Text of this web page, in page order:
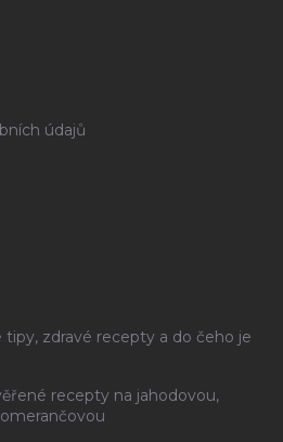
údajů
tipy, zdravé recepty a do čeho je
recepty na jahodovou,